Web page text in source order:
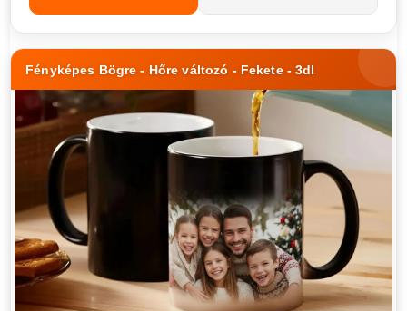
Fényképes Bögre - Hőre változó - Fekete - 3dl